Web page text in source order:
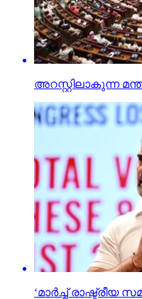
അറസ്റ്റിലാകുന്ന
‘മാര്‍ച്ച്